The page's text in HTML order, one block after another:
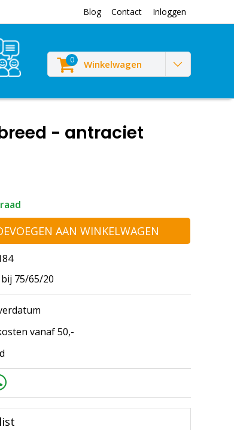
Blog Contact Inloggen
0 Winkelwagen
- antraciet
AAN WINKELWAGEN
75/65/20
vanaf 50,-